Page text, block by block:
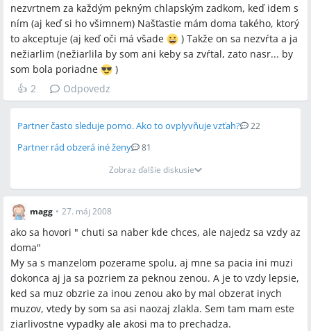
nezvrtnem za každým pekným chlapským zadkom, keď idem s
ním (aj keď si ho všimnem) Našťastie mám doma takého, ktorý
to akceptuje (aj keď oči má všade
) Takže on sa nezvŕta a ja
nežiarlim (nežiarlila by som ani keby sa zvŕtal, zato nasr... by
som bola poriadne
)
👍 2 Odpovedz
Partner často sleduje porno. Ako to ovplyvňuje vzťah? 22
Partner rád obzerá iné ženy
81
Zobraz ďalšie diskusie
magg • 27. máj 2008
ako sa hovori " chuti sa naber kde chces, ale najedz sa vzdy az
doma"
My sa s manzelom pozerame spolu, aj mne sa pacia ini muzi
dokonca aj ja sa pozriem za peknou zenou. A je to vzdy lepsie,
ked sa muz obzrie za inou zenou ako by mal obzerat inych
muzov, vtedy by som sa asi naozaj zlakla. Sem tam mam este
ziarlivostne vypadky ale akosi ma to prechadza.